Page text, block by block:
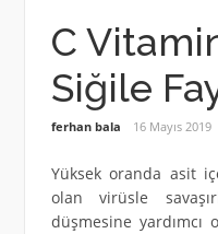
C
Siğile
ferhan bala 16 Mayıs 2019
Yüksek oranda asit
olan virüsle
düşmesine